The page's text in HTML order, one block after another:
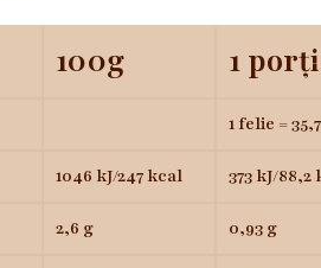
100g 1
1 felie =
1046 kJ/247 kcal 373 kJ/88,2
2,6 g 0,93 g